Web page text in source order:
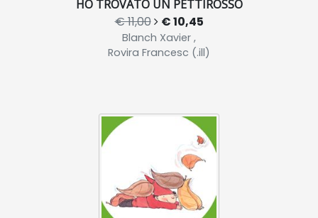
HO TROVATO UN PETTIROSSO
€ 11,00 € 10,45
Blanch Xavier ,
Rovira Francesc (.ill)